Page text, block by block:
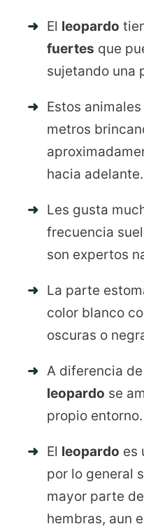
El leopardo
fuertes que
sujetando una
Estos
metros
hacia adelante.
Les gusta
frecuencia
son expertos
La parte
color blanco
oscuras o
A diferencia
leopardo se
propio entorno.
El leopardo es
por lo general
mayor parte
hembras, aun